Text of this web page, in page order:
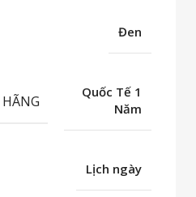
Đen
Quốc Tế 1
Năm
Lịch ngày